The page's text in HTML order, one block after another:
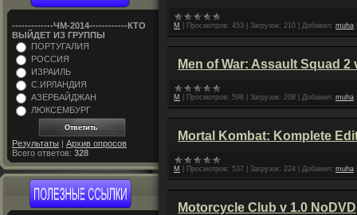
-------------ЧM-2014------------КТО
ВЫЙДЕТ ИЗ ГРУППЫ
ПОРТУГАЛИЯ
РОССИЯ
ИЗРАИЛЬ
С.ИРЛАНДИЯ
АЗЕРБАЙДЖАН
ЛЮКСЕМБУРГ
Результаты | Архив опросов
Всего ответов: 328
M Просмотров: 453 Загрузок: 210 Добавил: muha
Men of War: Assault Squad 2
M Просмотров: 596 Загрузок: 208 Добавил: muha
Mortal Kombat: Komplete
M Просмотров: 537 Загрузок: 224 Добавил: muha
Motorcycle Club v 1.0 NoDVD